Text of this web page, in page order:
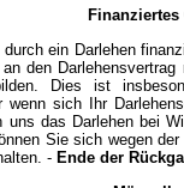
Finanziertes
durch ein Darlehen
den
Dies ist
wenn sich Ihr
uns das Darlehen bei
Sie sich wegen
- Ende der